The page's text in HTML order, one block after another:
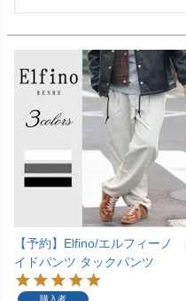
【予約】Elfino/エルフィー
イドパンツ タックパンツ